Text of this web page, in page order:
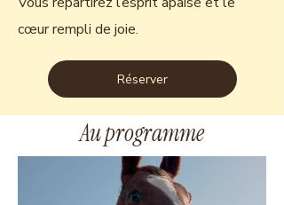
cœur rempli de joie.
Réserver
Au programme